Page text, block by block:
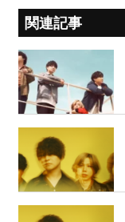
関連記事